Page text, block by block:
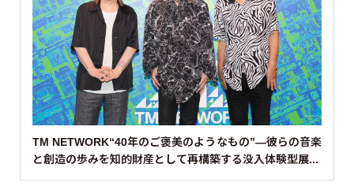
TM NETWORK“40年のご褒美のようなもの”—彼らの音楽
と創造の歩みを知的財産として再構築する没入体験型展...